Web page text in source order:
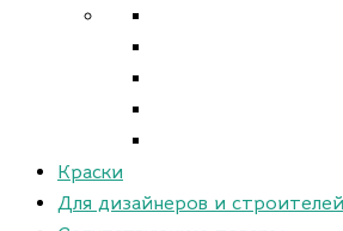
Краски
Для дизайнеров и строителей